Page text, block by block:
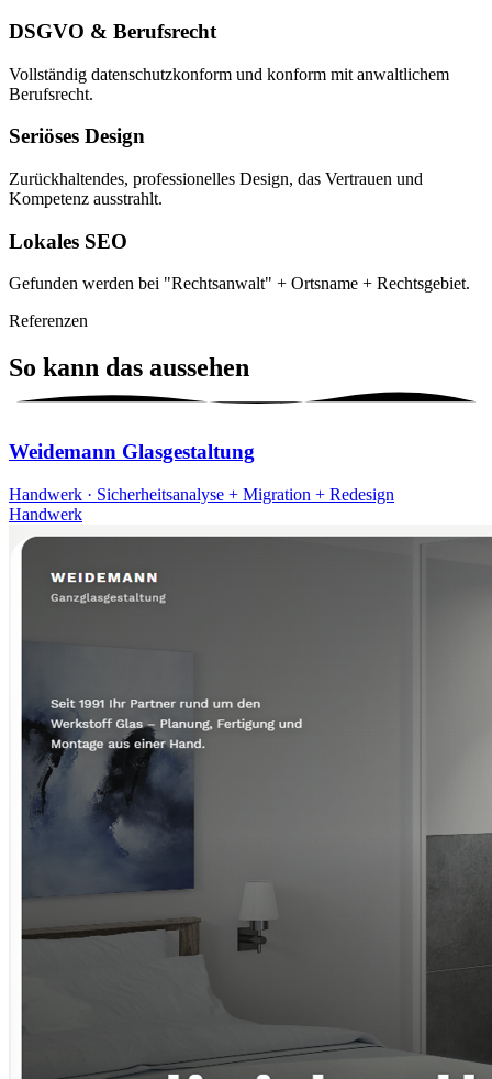
DSGVO & Berufsrecht
Vollständig datenschutzkonform und konform mit anwaltlichem
Berufsrecht.
Seriöses Design
Zurückhaltendes, professionelles Design, das Vertrauen und
Kompetenz ausstrahlt.
Lokales SEO
Gefunden werden bei "Rechtsanwalt" + Ortsname + Rechtsgebiet.
Referenzen
So kann das aussehen
Weidemann Glasgestaltung
Handwerk · Sicherheitsanalyse + Migration + Redesign
Handwerk